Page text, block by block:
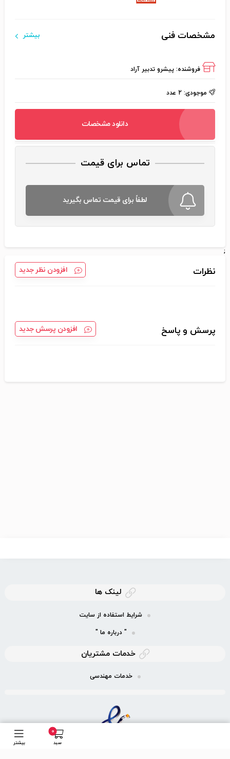
مشخصات فنی بیشتر
فروشنده: پیشرو تدبیر آراد
موجودی: 2 عدد
دانلود مشخصات
تماس برای قیمت
لطفاً برای قیمت تماس بگیرید
;
نظرات افزودن نظر جدید
پرسش و پاسخ افزودن پرسش جدید
0
سبد بیشتر
لینک ها
شرایط استفاده از سایت
" درباره ما "
خدمات مشتریان
خدمات مهندسی